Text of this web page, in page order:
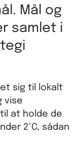
Mål og
samlet i
sig til lokalt
vise
at holde de
2°C, sådan